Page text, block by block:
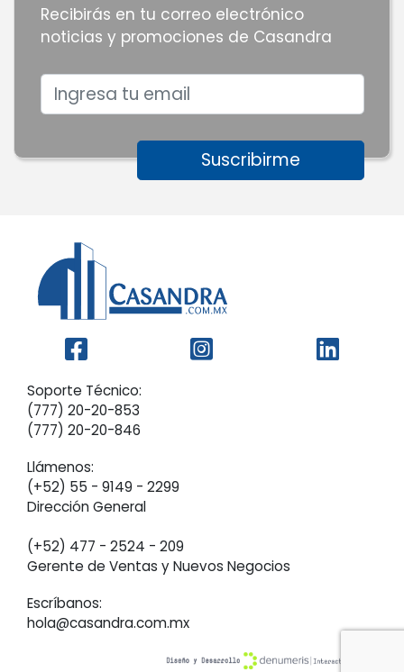
Recibirás en tu correo electrónico
noticias y promociones de Casandra
Soporte Técnico:
(777) 20-20-853
(777) 20-20-846
Llámenos:
(+52) 55 - 9149 - 2299‬
Dirección General
(+52) 477 - 2524 - 209
Gerente de Ventas y Nuevos Negocios
Escríbanos:
hola@casandra.com.mx